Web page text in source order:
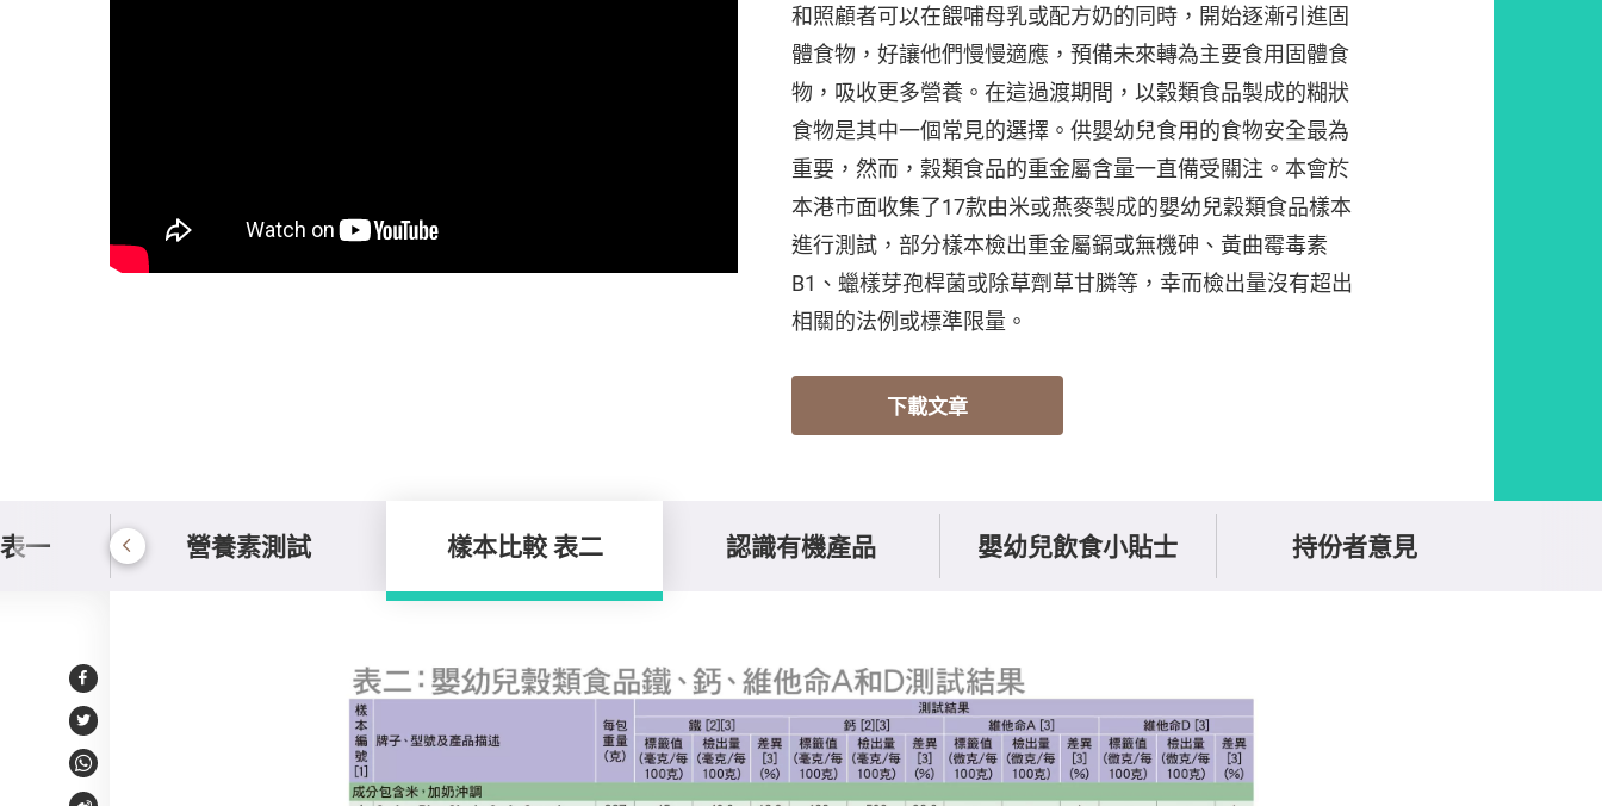
和照顧者可以在餵哺母乳或配方奶的同時，開始逐漸引進固
體食物，好讓他們慢慢適應，預備未來轉為主要食用固體食
物，吸收更多營養。在這過渡期間，以穀類食品製成的糊狀
食物是其中一個常見的選擇。供嬰幼兒食用的食物安全最為
重要，然而，穀類食品的重金屬含量一直備受關注。本會於
本港市面收集了17款由米或燕麥製成的嬰幼兒穀類食品樣本
進行測試，部分樣本檢出重金屬鎘或無機砷、黃曲霉毒素
B1、蠟樣芽孢桿菌或除草劑草甘膦等，幸而檢出量沒有超出
相關的法例或標準限量。
下載文章
一 營養素測試 樣本比較 表二 認識有機產品 嬰幼兒飲食小貼士 持份者意見
Facebook
Twitter
WhatsApp